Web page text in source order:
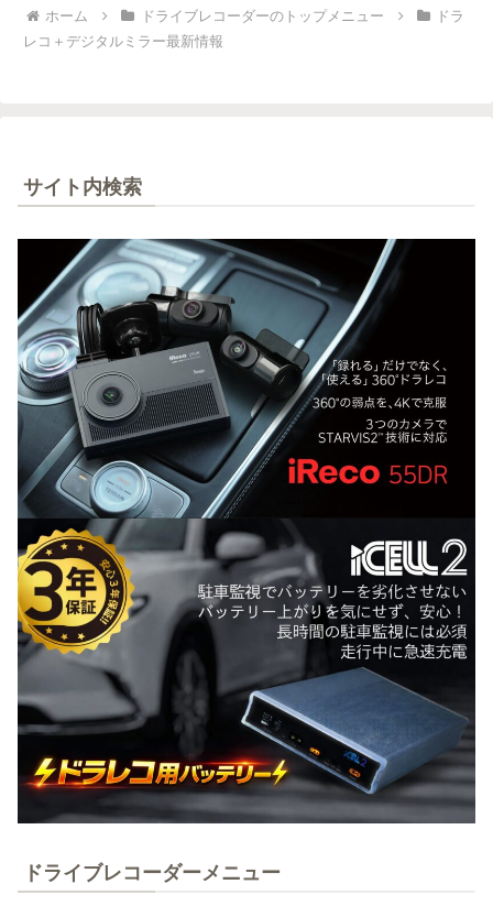
ホーム ドライブレコーダーのトップメニュー
ドラ
レコ＋デジタルミラー最新情報
サイト内検索
ドライブレコーダーメニュー